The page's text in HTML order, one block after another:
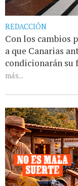
REDACCIÓN
Con los cambios
a que Canarias
condicionarán su
más...